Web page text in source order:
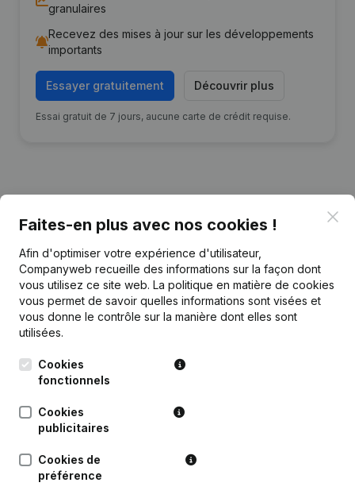
granulaires
Recevez des mises à jour sur les développements
importants
Essayer gratuitement Découvrir plus
Essai gratuit de 7 jours, aucune carte de crédit requise.
Publications de E-Merly
Date Publication
29-06-2026
Rubrique Fin (Cessation, Annulation
Cessation, Nullite, Concordat,
Reorganisation Judiciaire, etc...
22-11-2021
Personne Morale, Ouverture
Faites-en plus avec nos cookies !
Afin d'optimiser votre expérience d'utilisateur,
Companyweb recueille des informations sur la façon dont
vous utilisez ce site web. La politique en matière de cookies
vous permet de savoir quelles informations sont visées et
vous donne le contrôle sur la manière dont elles sont
utilisées.
Cookies
fonctionnels
Cookies
publicitaires
Cookies de
préférence